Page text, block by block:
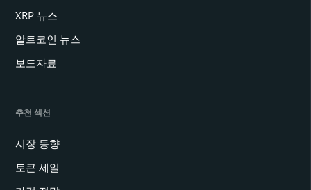
XRP 뉴스
알트코인 뉴스
보도자료
추천 섹션
시장 동향
토큰 세일